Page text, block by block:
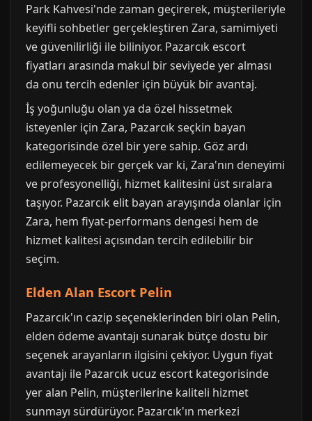
Park Kahvesi'nde zaman geçirerek, müşterileriyle
keyifli sohbetler gerçekleştiren Zara, samimiyeti
ve güvenilirliği ile biliniyor. Pazarcık escort
fiyatları arasında makul bir seviyede yer alması
da onu tercih edenler için büyük bir avantaj.
İş yoğunluğu olan ya da özel hissetmek
isteyenler için Zara, Pazarcık seçkin bayan
kategorisinde özel bir yere sahip. Göz ardı
edilemeyecek bir gerçek var ki, Zara'nın deneyimi
ve profesyonelliği, hizmet kalitesini üst sıralara
taşıyor. Pazarcık elit bayan arayışında olanlar için
Zara, hem fiyat-performans dengesi hem de
hizmet kalitesi açısından tercih edilebilir bir
seçim.
Elden Alan Escort Pelin
Pazarcık'ın cazip seçeneklerinden biri olan Pelin,
elden ödeme avantajı sunarak bütçe dostu bir
seçenek arayanların ilgisini çekiyor. Uygun fiyat
avantajı ile Pazarcık ucuz escort kategorisinde
yer alan Pelin, müşterilerine kaliteli hizmet
sunmayı sürdürüyor. Pazarcık'ın merkezi